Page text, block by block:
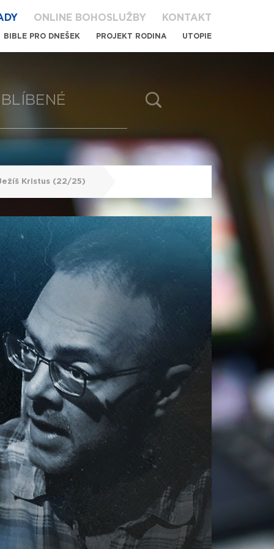
ONLINE BOHOSLUŽBY KONTAKT
BIBLE PRO DNEŠEK PROJEKT RODINA UTOPIE
Kristus (22/25)